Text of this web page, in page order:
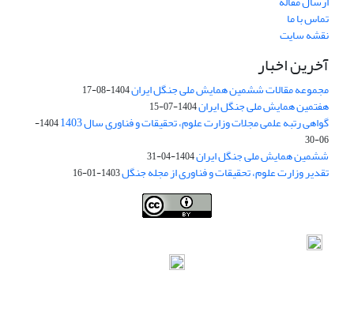
تماس با ما
نقشه سایت
آخرین اخبار
مجموعه مقالات ششمین همایش ملی جنگل ایران1404-08-17
هفتمین همایش ملی جنگل ایران1404-07-15
گواهی رتبه علمی مجلات وزارت علوم، تحقیقات و فناوری سال 1403
1404-
06-30
ششمین همایش ملی جنگل ایران1404-04-31
تقدیر وزارت علوم، تحقیقات و فناوری از مجله جنگل1403-01-16